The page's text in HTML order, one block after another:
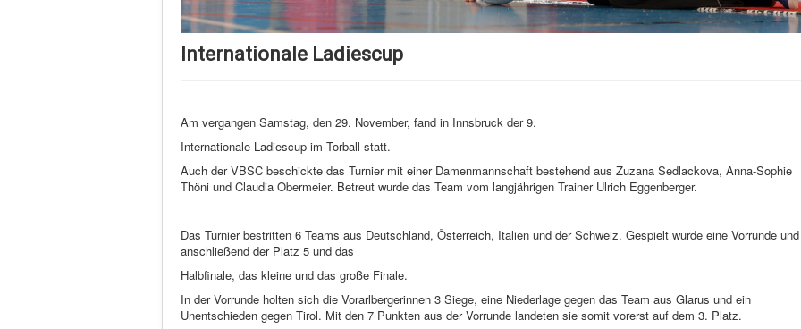
Internationale Ladiescup
Am vergangen Samstag, den 29. November, fand in Innsbruck der 9.
Internationale Ladiescup im Torball statt.
Auch der VBSC beschickte das Turnier mit einer Damenmannschaft bestehend aus Zuzana Sedlackova, Anna-Sophie
Thöni und Claudia Obermeier. Betreut wurde das Team vom langjährigen Trainer Ulrich Eggenberger.
Das Turnier bestritten 6 Teams aus Deutschland, Österreich, Italien und der Schweiz. Gespielt wurde eine Vorrunde und
anschließend der Platz 5 und das
Halbfinale, das kleine und das große Finale.
In der Vorrunde holten sich die Vorarlbergerinnen 3 Siege, eine Niederlage gegen das Team aus Glarus und ein
Unentschieden gegen Tirol. Mit den 7 Punkten aus der Vorrunde landeten sie somit vorerst auf dem 3. Platz.